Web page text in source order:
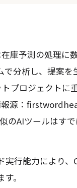
庫予測の処理に
分析し、提案
プロジェクトに
報源：
AIツールはす
実行能力により
。